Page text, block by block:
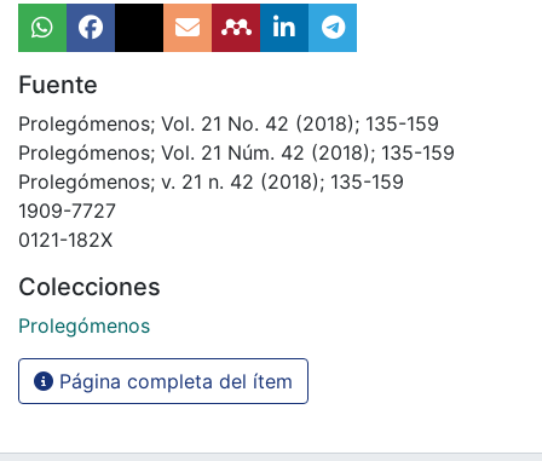
Fuente
Prolegómenos; Vol. 21 No. 42 (2018); 135-159
Prolegómenos; Vol. 21 Núm. 42 (2018); 135-159
Prolegómenos; v. 21 n. 42 (2018); 135-159
1909-7727
0121-182X
Colecciones
Prolegómenos
Página completa del ítem